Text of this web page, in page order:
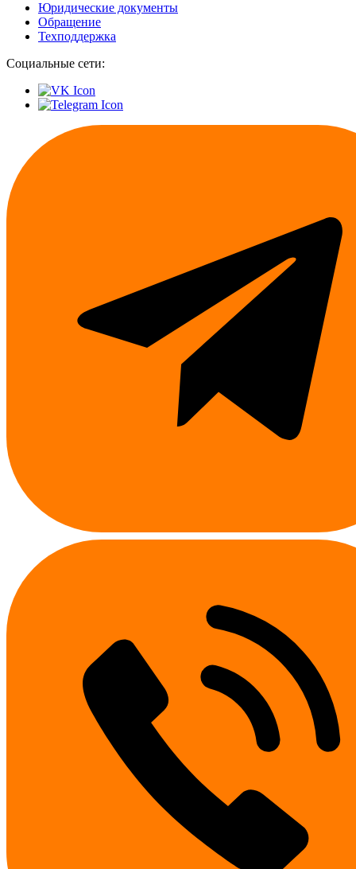
Юридические документы
Обращение
Техподдержка
Социальные сети: